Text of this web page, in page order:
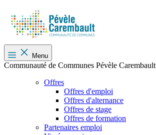
Menu
Communauté de Communes Pévèle Carembault
Offres
Offres d'emploi
Offres d'alternance
Offres de stage
Offres de formation
Partenaires emploi